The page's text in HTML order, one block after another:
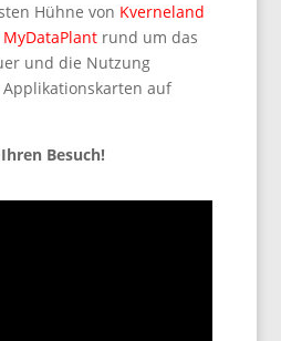
Hühne von Kverneland
MyDataPlantrund um das
und die Nutzung
auf
Besuch!